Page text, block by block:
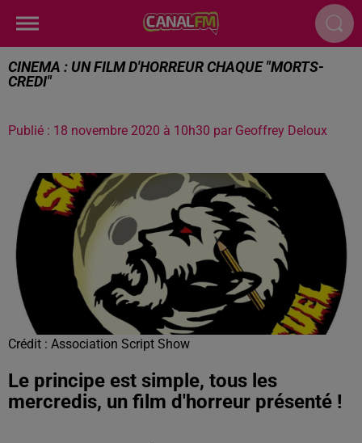
CINEMA : UN FILM D'HORREUR CHAQUE "MORTS-
CREDI"
Publié : 18 novembre 2020 à 10h30 par Geoffrey Deloux
Crédit : Association Script Show
Le principe est simple, tous les
mercredis, un film d'horreur présenté !